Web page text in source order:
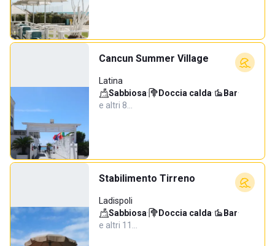
Cancun Summer Village
Latina
Sabbiosa· Doccia calda· Bar·
e altri 8…
Stabilimento Tirreno
Ladispoli
Sabbiosa· Doccia calda· Bar·
e altri 11…